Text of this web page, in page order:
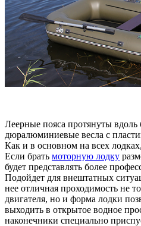
Леерные пояса протянуты вдоль
дюралюминиевые весла с
Как и в основном на всех
Если брать моторную лодку
будет представлять более
Подойдет для внештатных
нее отличная проходимость не
двигателя, но и форма лодки
выходить в открытое водное
наконечники специально